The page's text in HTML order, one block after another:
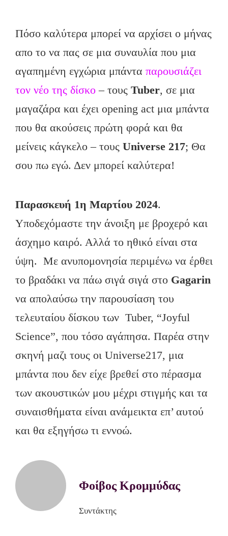
Πόσο καλύτερα μπορεί να αρχίσει ο μήνας
απο το να πας σε μια συναυλία που μια
αγαπημένη εγχώρια μπάντα παρουσιάζει
τον νέο της δίσκο – τους Tuber, σε μια
μαγαζάρα και έχει opening act μια μπάντα
που θα ακούσεις πρώτη φορά και θα
μείνεις κάγκελο – τους Universe 217; Θα
σου πω εγώ. Δεν μπορεί καλύτερα!
Παρασκευή 1η Μαρτίου 2024.
Υποδεχόμαστε την άνοιξη με βροχερό και
άσχημο καιρό. Αλλά το ηθικό είναι στα
ύψη. Με ανυπομονησία περιμένω να έρθει
το βραδάκι να πάω σιγά σιγά στο Gagarin
να απολαύσω την παρουσίαση του
τελευταίου δίσκου των Tuber, “Joyful
Science”, που τόσο αγάπησα. Παρέα στην
σκηνή μαζι τους οι Universe217, μια
μπάντα που δεν είχε βρεθεί στο πέρασμα
των ακουστικών μου μέχρι στιγμής και τα
συναισθήματα είναι ανάμεικτα επ’ αυτού
και θα εξηγήσω τι εννοώ.
Φοίβος Κρομμύδας
Συντάκτης